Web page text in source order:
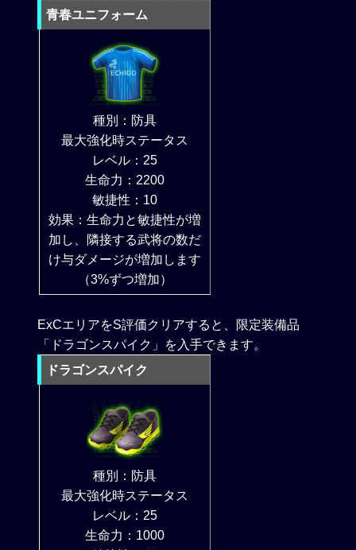
青春ユニフォーム
種別：防具
最大強化時ステータス
レベル：25
生命力：2200
敏捷性：10
効果：生命力と敏捷性が増
加し、隣接する武将の数だ
け与ダメージが増加します
（3%ずつ増加）
ExCエリアをS評価クリアすると、限定装備品
「ドラゴンスパイク」を入手できます。
ドラゴンスパイク
種別：防具
最大強化時ステータス
レベル：25
生命力：1000